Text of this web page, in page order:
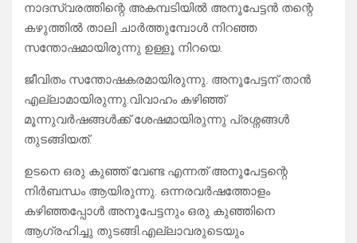
നാദസ്വരത്തിന്റെ അകമ്പടിയിൽ അനൂപേട്ടൻ തന്റെ
കഴുത്തിൽ താലി ചാർത്തുമ്പോൾ നിറഞ്ഞ
സന്തോഷമായിരുന്നു ഉള്ളൂ നിറയെ.
ജീവിതം സന്തോഷകരമായിരുന്നു. അനൂപേട്ടന് താൻ
എല്ലാമായിരുന്നു.വിവാഹം കഴിഞ്ഞ്
മൂന്നുവർഷങ്ങൾക്ക് ശേഷമായിരുന്നു പ്രശ്നങ്ങൾ
തുടങ്ങിയത്.
ഉടനെ ഒരു കുഞ്ഞ് വേണ്ട എന്നത് അനൂപേട്ടന്റെ
നിർബന്ധം ആയിരുന്നു. ഒന്നരവർഷത്തോളം
കഴിഞ്ഞപ്പോൾ അനൂപേട്ടനും ഒരു കുഞ്ഞിനെ
ആഗ്രഹിച്ചു തുടങ്ങി.എല്ലാവരുടെയും